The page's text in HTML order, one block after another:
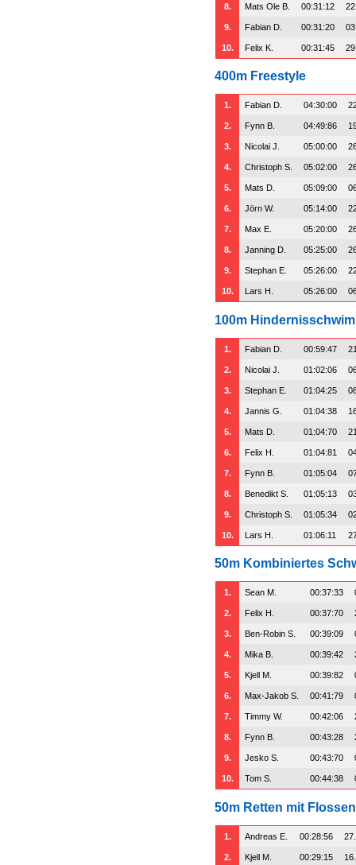
8. Mats Ole B. 00:31:12
9. Fabian D. 00:31:20
10. Felix K. 00:31:45
400m Freestyle
1. Fabian D. 04:30:00
2. Fynn B. 04:49:86
3. Nicolai J. 05:00:00
4. Christoph S. 05:02:00
5. Mats D. 05:09:00
6. Jörn W. 05:14:00
7. Max E. 05:20:00
8. Janning D. 05:25:00
9. Stephan E. 05:26:00
10. Lars H. 05:26:00
100m
1. Fabian D. 00:59:47
2. Nicolai J. 01:02:06
3. Stephan E. 01:04:25
4. Jannis G. 01:04:38
5. Mats D. 01:04:70
6. Felix H. 01:04:81
7. Fynn B. 01:05:04
8. Benedikt S. 01:05:13
9. Christoph S. 01:05:34
10. Lars H. 01:06:11
50m Kombiniertes
1. Sean M. 00:37:33
2. Felix H. 00:37:70
3. Ben-Robin S. 00:39:09
4. Mika B. 00:39:42
5. Kjell M. 00:39:82
6. Max-Jakob S. 00:41:79
7. Timmy W. 00:42:06
8. Fynn B. 00:43:28
9. Jesko S. 00:43:70
10. Tom S. 00:44:38
50m Retten mit Flossen
1. Andreas E. 00:28:56
2. Kjell M. 00:29:15